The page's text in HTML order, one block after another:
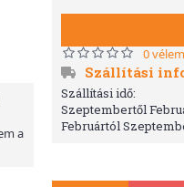
a
0
Szállítási
Szállítási idő:
Szeptembertől
Februártól